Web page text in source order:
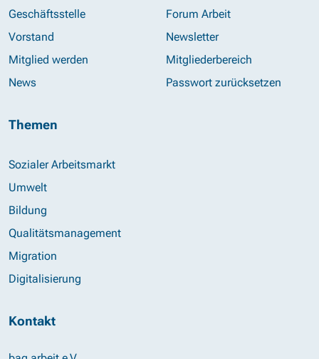
Geschäftsstelle
Vorstand
Mitglied werden
News
Forum Arbeit
Newsletter
Mitgliederbereich
Passwort zurücksetzen
Themen
Sozialer Arbeitsmarkt
Umwelt
Bildung
Qualitätsmanagement
Migration
Digitalisierung
Kontakt